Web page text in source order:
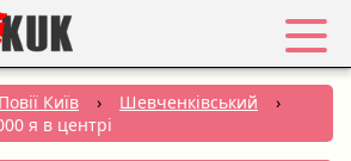
Обране
Вхід
Повії Київ › Шевченківський
›
я в центрі